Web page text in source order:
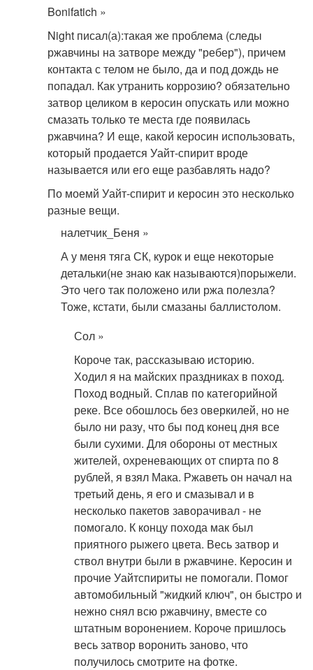
Bonifatich »
Night писал(а):такая же проблема (следы
ржавчины на затворе между "ребер"), причем
контакта с телом не было, да и под дождь не
попадал. Как утранить коррозию? обязательно
затвор целиком в керосин опускать или можно
смазать только те места где появилась
ржавчина? И еще, какой керосин использовать,
который продается Уайт-спирит вроде
называется или его еще разбавлять надо?
По моемй Уайт-спирит и керосин это несколько
разные вещи.
налетчик_Беня »
А у меня тяга СК, курок и еще некоторые
детальки(не знаю как называются)порыжели.
Это чего так положено или ржа полезла?
Тоже, кстати, были смазаны баллистолом.
Сол »
Короче так, рассказываю историю.
Ходил я на майских праздниках в поход.
Поход водный. Сплав по категорийной
реке. Все обошлось без оверкилей, но не
было ни разу, что бы под конец дня все
были сухими. Для обороны от местных
жителей, охреневающих от спирта по 8
рублей, я взял Мака. Ржаветь он начал на
третьий день, я его и смазывал и в
несколько пакетов заворачивал - не
помогало. К концу похода мак был
приятного рыжего цвета. Весь затвор и
ствол внутри были в ржавчине. Керосин и
прочие Уайтспириты не помогали. Помог
автомобильный "жидкий ключ", он быстро и
нежно снял всю ржавчину, вместе со
штатным воронением. Короче пришлось
весь затвор воронить заново, что
получилось смотрите на фотке.